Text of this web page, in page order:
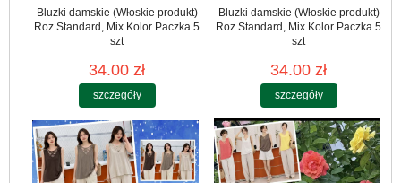
Bluzki damskie (Włoskie produkt)
Roz Standard, Mix Kolor Paczka 5
szt
34.00 zł
szczegóły
Bluzki damskie (Włoskie produkt)
Roz Standard, Mix Kolor Paczka 5
szt
34.00 zł
szczegóły